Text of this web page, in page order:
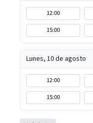
12:00
15:00
Lunes, 10 de agosto
12:00
15:00